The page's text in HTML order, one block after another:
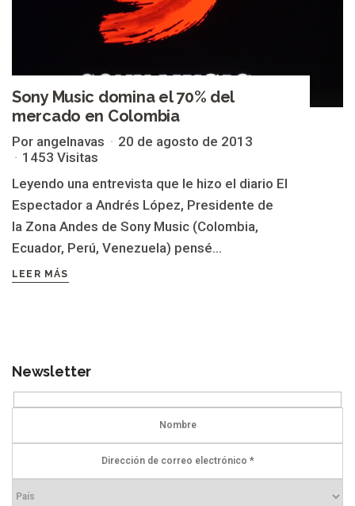
Sony Music domina el 70% del
mercado en Colombia
Por angelnavas
20 de agosto de 2013
1453 Visitas
Leyendo una entrevista que le hizo el diario El
Espectador a Andrés López, Presidente de
la Zona Andes de Sony Music (Colombia,
Ecuador, Perú, Venezuela) pensé...
LEER MÁS
Newsletter